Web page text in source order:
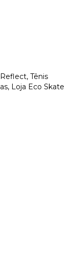
Tênis
Loja Eco Skate